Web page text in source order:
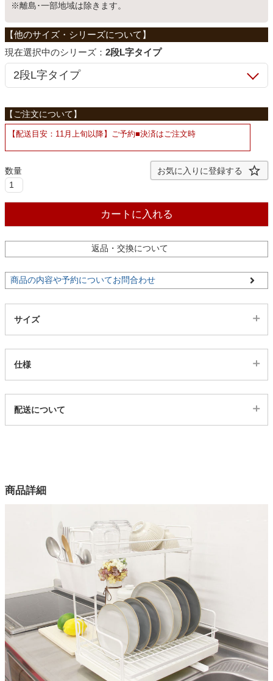
ホームオフィス
こたつ
ファブリック
生活用品
キッチン用品
ガーデン
タワー
※離島･一部地域は除きます。
シリーズ： 2段L字タイプ
【配送目安：11月上旬以降】ご予約■決済はご注文時
お気に入りに登録する
カートに入れる
返品・交換について
商品の内容や予約についてお問合わせ
サイズ
仕様
21300356
1色
スチール（粉体塗装）
トレー、排水口、箸立
クッション、脚ゴム
シリコン
中国
配送について
商品詳細